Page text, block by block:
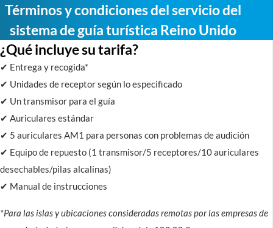
Términos y condiciones del servicio del
sistema de guía turística Reino Unido
¿Qué incluye su tarifa?
✔ Entrega y recogida*
✔ Unidades de receptor según lo especificado
✔ Un transmisor para el guía
✔ Auriculares estándar
✔ 5 auriculares AM1 para personas con problemas de audición
✔ Equipo de repuesto (1 transmisor/5 receptores/10 auriculares
desechables/pilas alcalinas)
✔ Manual de instrucciones
*Para las islas y ubicaciones consideradas remotas por las empresas de